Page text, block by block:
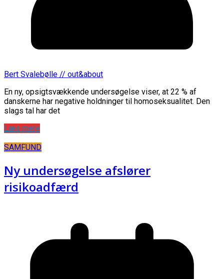
Bert Svalebølle // out&about
En ny, opsigtsvækkende undersøgelse viser, at 22 % af
danskerne har negative holdninger til homoseksualitet. Den
slags tal har det
Læs mere
SAMFUND
Ny undersøgelse afslører
risikoadfærd